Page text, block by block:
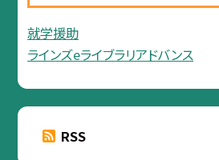
就学援助
ラインズeライブラリアドバンス
RSS